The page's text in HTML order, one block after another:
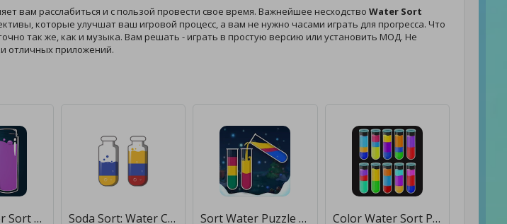
вам расслабиться и с пользой провести свое время. Важнейшее несходство Water Sort
которые улучшат ваш игровой процесс, а вам не нужно часами играть для прогресса. Что
так же, как и музыка. Вам решать - играть в простую версию или установить МОД. Не
отличных приложений.
Cups - Water Sort Puzzle [Много монет] Soda Sort: Water Color Puzzle [Много монет] Sort Water Puzzle - Color Game [Много монет] Color Water Sort Puzzle Games [Много денег]